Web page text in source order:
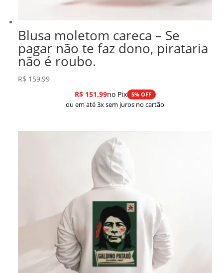
Blusa moletom careca – Se
pagar não te faz dono, pirataria
não é roubo.
R$ 159,99
R$151,99no Pix 5% OFF
ou em até 3x sem juros no cartão